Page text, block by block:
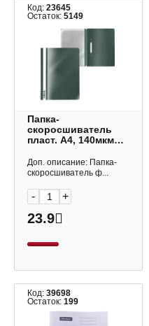
Код: 23645
Остаток: 5149
Папка-
скоросшиватель
пласт. А4, 140мкм
Классика" зеленый
ЕК16705/30659/46110/5000
Доп. описание: Папка-
скоросшиватель ф...
- +
23.9
Код: 39698
Остаток: 199